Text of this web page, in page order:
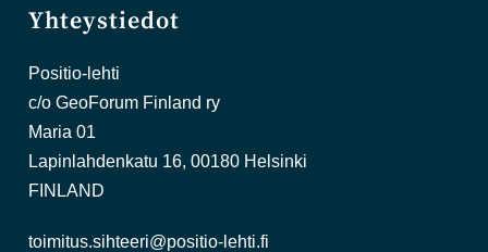
Yhteystiedot
Positio-lehti
c/o GeoForum Finland ry
Maria 01
Lapinlahdenkatu 16, 00180 Helsinki
FINLAND
toimitus.sihteeri@positio-lehti.fi